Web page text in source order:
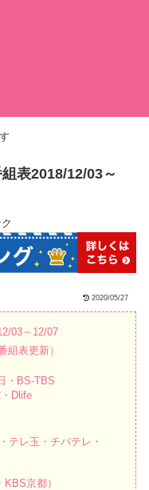
表2018/12/03～
2020/05/27
03～12/07
組表更新）
・BS-TBS
Dlife
テレ玉・チバテレ・
京都）